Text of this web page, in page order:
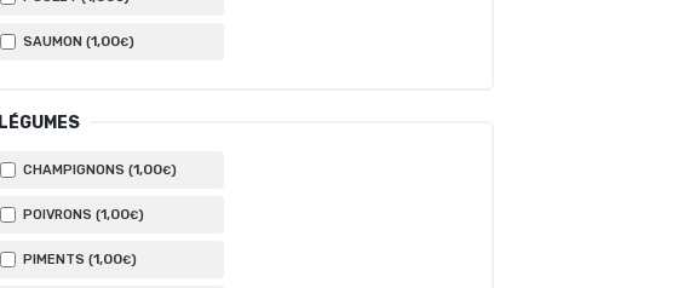
SAUMON (1,00€)
LÉGUMES
CHAMPIGNONS (1,00€)
POIVRONS (1,00€)
PIMENTS (1,00€)